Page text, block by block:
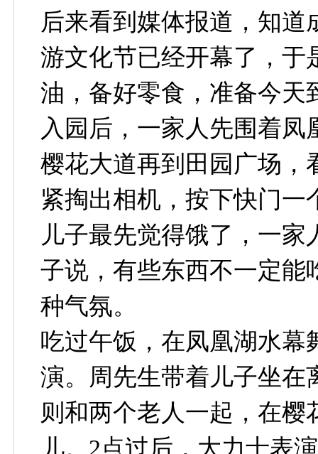
后来看到媒体报道，知
游文化节已经开幕了，于
油，备好零食，准备今天
入园后，一家人先围着
樱花大道再到田园广场，
紧掏出相机，按下快门
儿子最先觉得饿了，一
子说，有些东西不一定能
种气氛。
吃过午饭，在凤凰湖水幕
演。周先生带着儿子坐在
则和两个老人一起，在
儿。2点过后，大力士表